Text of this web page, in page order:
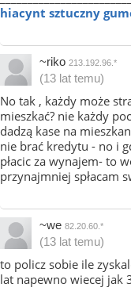
hiacynt sztuczny
~riko 213.192.96.*
(13 lat temu)
No tak , każdy może
mieszkać? nie każdy
dadzą kase na
nie brać kredytu - no i
płacic za wynajem- to
przynajmniej spłacam
~we 82.20.60.*
(13 lat temu)
to policz sobie ile
lat napewno wiecej jak